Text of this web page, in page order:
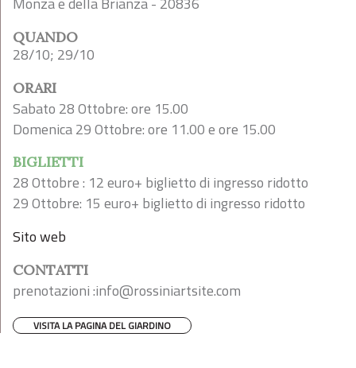
QUANDO
28/10; 29/10
ORARI
Sabato 28 Ottobre: ore 15.00
Domenica 29 Ottobre: ore 11.00 e ore 15.00
BIGLIETTI
28 Ottobre : 12 euro+ biglietto di ingresso ridotto
29 Ottobre: 15 euro+ biglietto di ingresso ridotto
Sito web
CONTATTI
prenotazioni :info@rossiniartsite.com
VISITA LA PAGINA DEL GIARDINO